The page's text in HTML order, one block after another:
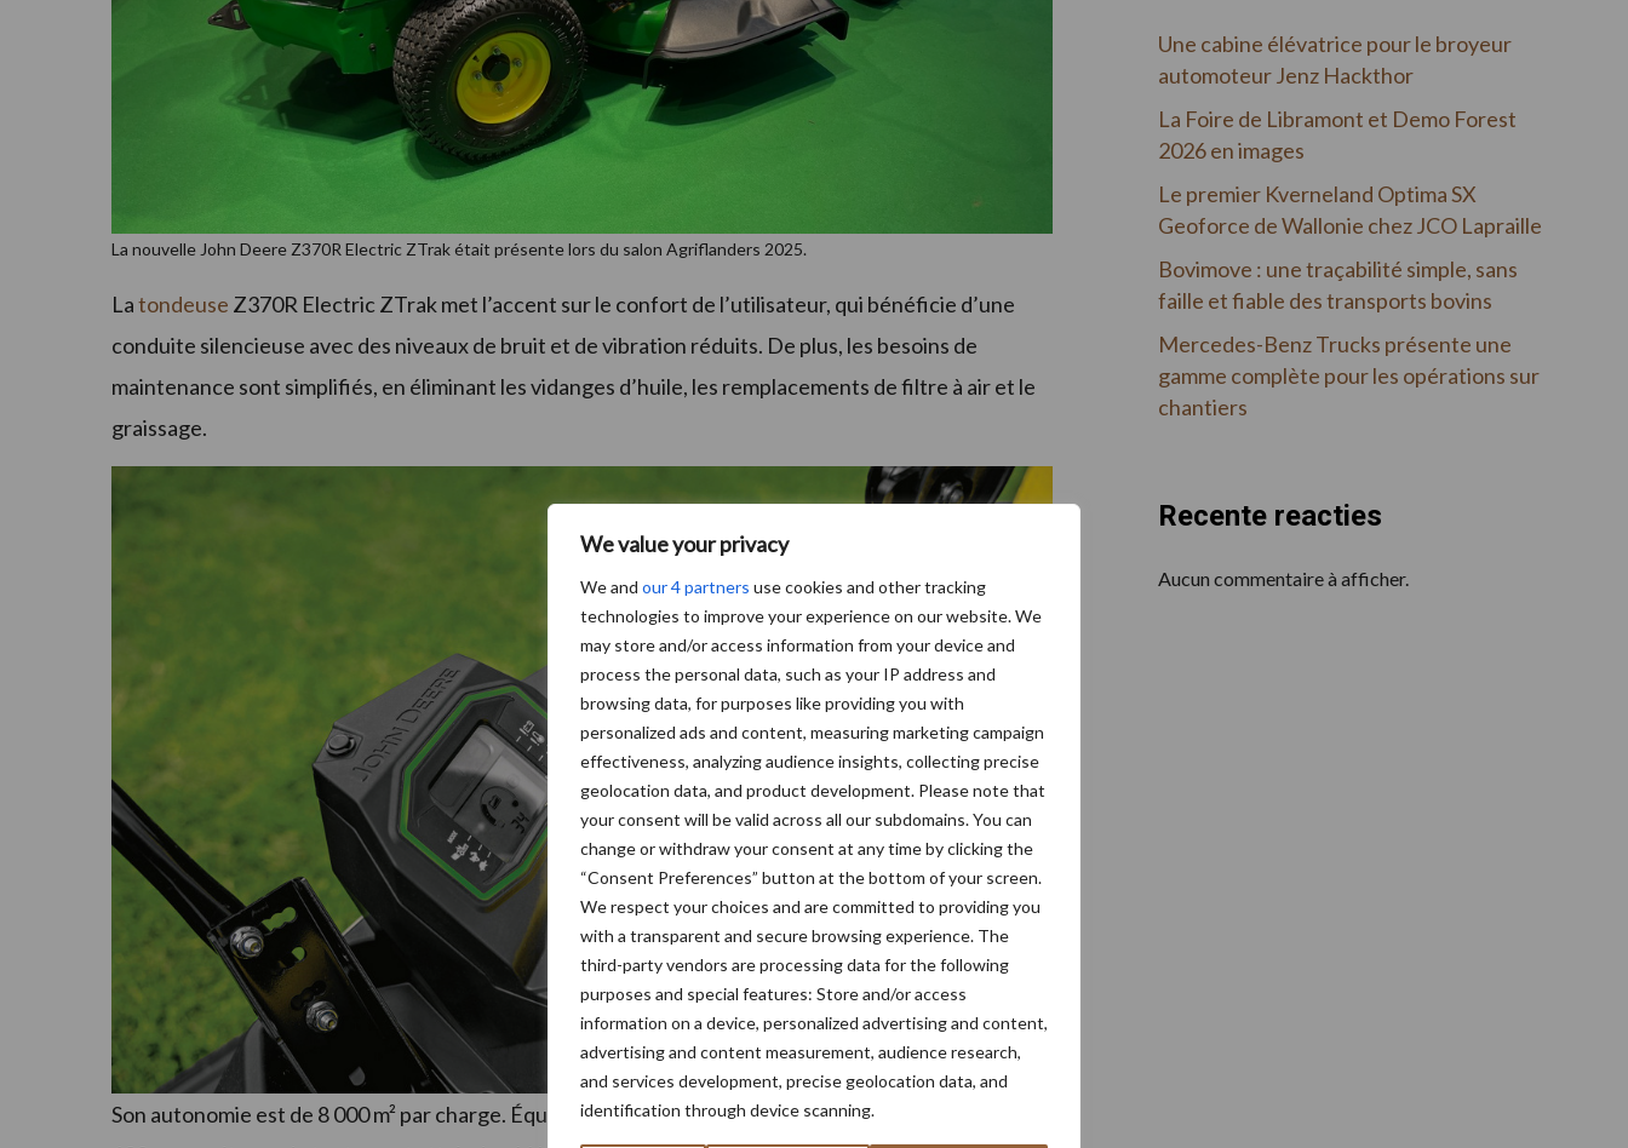
We value your privacy
We and our 4 partners use cookies and other tracking
technologies to improve your experience on our website. We
may store and/or access information from your device and
process the personal data, such as your IP address and
browsing data, for purposes like providing you with
personalized ads and content, measuring marketing campaign
effectiveness, analyzing audience insights, collecting precise
geolocation data, and product development. Please note that
your consent will be valid across all our subdomains. You can
change or withdraw your consent at any time by clicking the
“Consent Preferences” button at the bottom of your screen.
We respect your choices and are committed to providing you
with a transparent and secure browsing experience. The
third-party vendors are processing data for the following
purposes and special features: Store and/or access
information on a device, personalized advertising and content,
advertising and content measurement, audience research,
and services development, precise geolocation data, and
identification through device scanning.
La nouvelle John Deere Z370R Electric ZTrak était présente lors du salon Agriflanders 2025.
Latondeuse Z370R Electric ZTrak met l’accent sur le confort de l’utilisateur, qui bénéficie d’une
conduite silencieuse avec des niveaux de bruit et de vibration réduits. De plus, les besoins de
maintenance sont simplifiés, en éliminant les vidanges d’huile, les remplacements de filtre à air et le
graissage.
Son autonomie est de 8 000 m² par charge. Équipée d’une unité de coupe Accel Deep de 107 cm ou
Une cabine élévatrice pour le broyeur
automoteur Jenz Hackthor
La Foire de Libramont et Demo Forest
2026 en images
Le premier Kverneland Optima SX
Geoforce de Wallonie chez JCO Lapraille
Bovimove : une traçabilité simple, sans
faille et fiable des transports bovins
Mercedes-Benz Trucks présente une
gamme complète pour les opérations sur
chantiers
Recente reacties
Aucun commentaire à afficher.